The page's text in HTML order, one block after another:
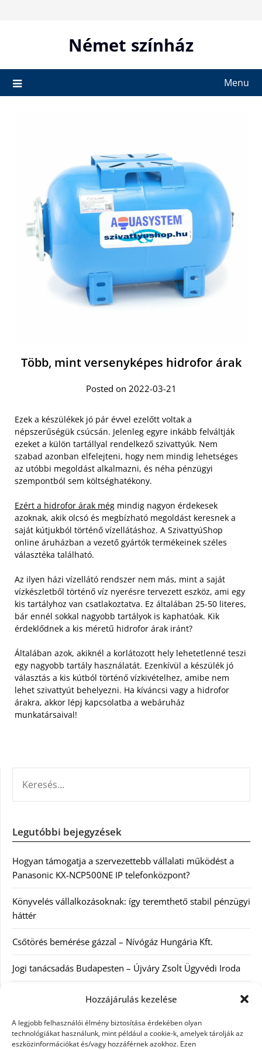
Hozzájárulás kezelése
A legjobb felhasználói élmény biztosítása érdekében olyan
technológiákat használunk, mint például a cookie-k, amelyek tárolják az
eszközinformációkat és/vagy hozzáférnek azokhoz. Ezen
Német színház
Menu
Több, mint versenyképes hidrofor árak
Posted on 2022-03-21
Ezek a készülékek jó pár évvel ezelőtt voltak a
népszerűségük csúcsán. Jelenleg egyre inkább felváltják
ezeket a külön tartállyal rendelkező szivattyúk. Nem
szabad azonban elfelejteni, hogy nem mindig lehetséges
az utóbbi megoldást alkalmazni, és néha pénzügyi
szempontból sem költséghatékony.
Ezért a hidrofor árak még mindig nagyon érdekesek
azoknak, akik olcsó és megbízható megoldást keresnek a
saját kútjukból történő vízellátáshoz. A SzivattyúShop
online áruházban a vezető gyártók termékeinek széles
választéka található.
Az ilyen házi vízellátó rendszer nem más, mint a saját
vízkészletből történő víz nyerésre tervezett eszköz, ami egy
kis tartályhoz van csatlakoztatva. Ez általában 25-50 literes,
bár ennél sokkal nagyobb tartályok is kaphatóak. Kik
érdeklődnek a kis méretű hidrofor árak iránt?
Általában azok, akiknél a korlátozott hely lehetetlenné teszi
egy nagyobb tartály használatát. Ezenkívül a készülék jó
választás a kis kútból történő vízkivételhez, amibe nem
lehet szivattyút behelyezni. Ha kíváncsi vagy a hidrofor
árakra, akkor lépj kapcsolatba a webáruház
munkatársaival!
Legutóbbi bejegyzések
Hogyan támogatja a szervezettebb vállalati működést a
Panasonic KX-NCP500NE IP telefonközpont?
Könyvelés vállalkozásoknak: így teremthető stabil pénzügyi
háttér
Csőtörés bemérése gázzal – Nívógáz Hungária Kft.
Jogi tanácsadás Budapesten – Újváry Zsolt Ügyvédi Iroda
Arckrémek – mit érdemes tudni az öregedés lassításáról és
Kategóriák